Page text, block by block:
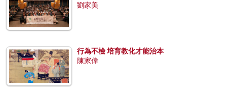
劉家美
行為不檢 培育教化才能治本
陳家偉